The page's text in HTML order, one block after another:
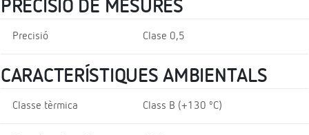
PRECISIÓ DE MESURES
Precisió Clase 0,5
CARACTERÍSTIQUES AMBIENTALS
Classe tèrmica Class B (+130 ºC)